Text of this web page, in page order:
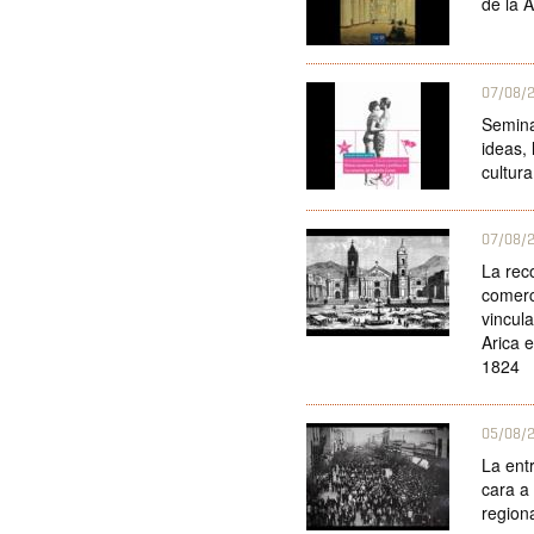
07/08/
ideas,
07/08/
La
Arica
1824
05/08/
La
cara a